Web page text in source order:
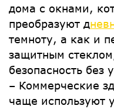
дома с окнами,
преобразуют д
темноту, а как и
защитным
безопасность без
– Коммерческие
чаще используют